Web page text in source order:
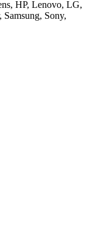
HP, Lenovo, LG,
Sony,